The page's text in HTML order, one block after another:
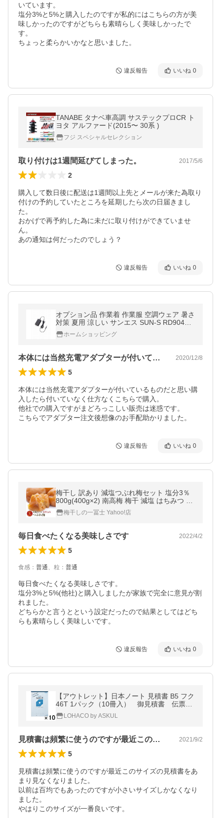
いています。
塩分3%と5%と購入したのですが私的にはこちらの方が美
味しかったのですがどちらも素晴らしく美味しかったで
す。
ちょっと柔らかいかなと思いました。
違反報告 いいね 0
TANABE タナベ車高調 サステックプロCR ト
ヨタ アルファード(2015〜 30系 )
フジ スペシャルセレクション
取り付けは1週間延びてしまった。 2017/5/6
2
購入して数日後に配送は1週間以上先とメールが来た為取り
付けの予約していたところを延期したら次の日届きまし
た。
おかげで再予約した為に未だに取り付けができていませ
ん。
あの通知は何だったのでしょう？
違反報告 いいね 0
オプション品 作業着 作業服 空調ウェア 暑さ
対策 夏用 涼しい サンエス SUN-S RD9045
充電器（代引き不可）（ラッピング不可）
ホームショッピング
本体には当然充電アダプターが付いている… 2020/12/8
5
本体には当然充電アダプターが付いているものだと思い購
入したら付いていなく仕方なくこちらで購入。
他社での購入ですがまどろっこしい販売は迷惑です。
こちらでアダプター注文後想像のお手配助かりました。
違反報告 いいね 0
梅干し 訳あり 減塩つぶれ梅セット 塩分3％
800g(400g×2) 南高梅 梅干 減塩 はちみつ し
そ 国産 お弁当 おにぎり ギフト 健康 食品 人
気 爆買
梅干しの一冨士 Yahoo!店
毎日食べたくなる美味しさです 2022/4/2
5
食感 ： 普通、 粒 ： 普通
毎日食べたくなる美味しさです。
塩分3%と5%(他社)と購入しましたが家族で完全に意見が割
れました。
どちらかと言うとという設定だったので結果としてはどち
らも素晴らしく美味しいです。
違反報告 いいね 0
【アウトレット】日本ノート 見積書 B5 フク
46T 1パック（10冊入） 御見積書 伝票
複写式
LOHACO by ASKUL
見積書は頻繁に使うのですが最近このサイ… 2021/9/2
5
見積書は頻繁に使うのですが最近このサイズの見積書をあ
まり見なくなりました。
以前は百均でもあったのですが小さいサイズしかなくなり
ました。
やはりこのサイズが一番良いです。